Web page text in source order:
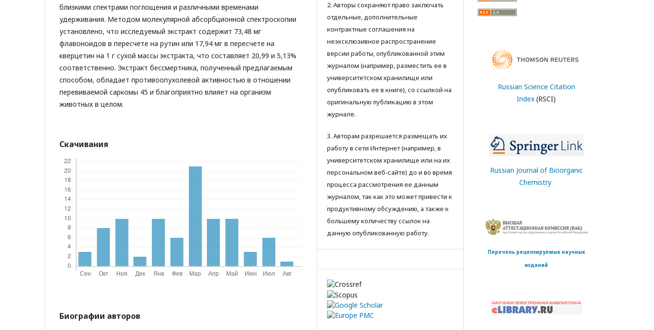
близкими спектрами поглощения и различными временами
удерживания. Методом молекулярной абсорбционной спектроскопии
установлено, что исследуемый экстракт содержит 73,48 мг
флавоноидов в пересчете на рутин или 17,94 мг в пересчете на
кверцетин на 1 г сухой массы экстракта, что составляет 20,99 и 5,13%
соответственно. Экстракт бессмертника, полученный предлагаемым
способом, обладает противоопухолевой активностью в отношении
перевиваемой саркомы 45 и благоприятно влияет на организм
животных в целом.
Скачивания
Биографии авторов
2. Авторы сохраняют право заключать
отдельные, дополнительные
контрактные соглашения на
неэксклюзивное распространение
версии работы, опубликованной этим
журналом (например, разместить ее в
университетском хранилище или
опубликовать ее в книге), со ссылкой на
оригинальную публикацию в этом
журнале.
3. Авторам разрешается размещать их
работу в сети Интернет (например, в
университетском хранилище или на их
персональном веб-сайте) до и во время
процесса рассмотрения ее данным
журналом, так как это может привести к
продуктивному обсуждению, а также к
большему количеству ссылок на
данную опубликованную работу.
Russian Science Citation
Index (RSCI)
Russian Journal of Bioorganic
Chemistry
Перечень рецензируемых научных
изданий